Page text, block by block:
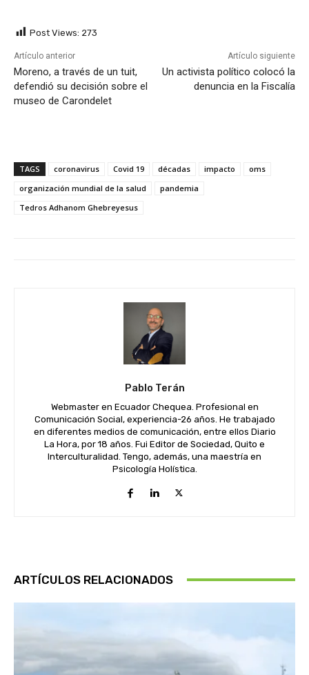
Post Views: 273
Artículo anterior
Moreno, a través de un tuit,
defendió su decisión sobre el
museo de Carondelet
Artículo siguiente
Un activista político colocó la
denuncia en la Fiscalía
TAGS coronavirus Covid 19 décadas impacto
oms
organización mundial de la salud
pandemia
Tedros Adhanom Ghebreyesus
Pablo Terán
Webmaster en Ecuador Chequea. Profesional en
Comunicación Social, experiencia-26 años. He trabajado
en diferentes medios de comunicación, entre ellos Diario
La Hora, por 18 años. Fui Editor de Sociedad, Quito e
Interculturalidad. Tengo, además, una maestría en
Psicología Holística.
ARTÍCULOS RELACIONADOS